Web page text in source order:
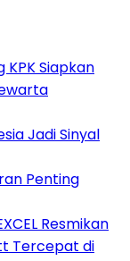
KPK Siapkan
Jadi Sinyal
Penting
Resmikan
Tercepat di